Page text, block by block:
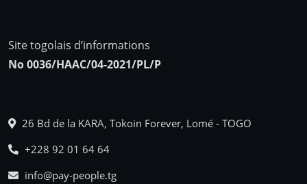
Site togolais d’informations
No 0036/HAAC/04-2021/PL/P
26 Bd de la KARA, Tokoin Forever, Lomé - TOGO
+228 92 01 64 64
info@pay-people.tg